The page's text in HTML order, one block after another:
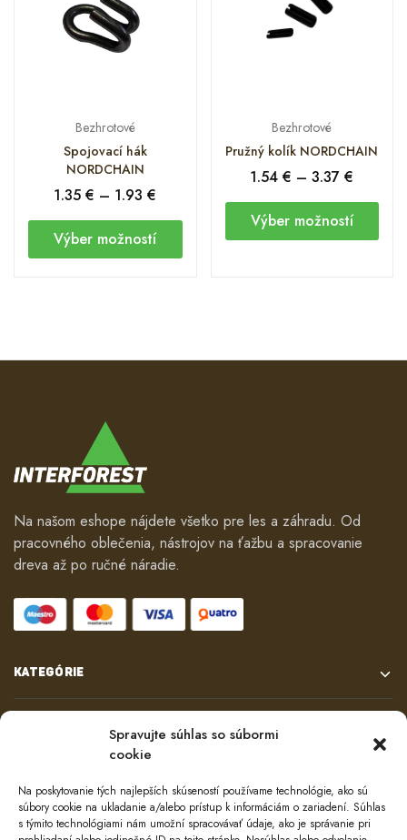
Spravujte súhlas so súbormi
cookie
Na poskytovanie tých najlepších skúseností používame technológie, ako sú
súbory cookie na ukladanie a/alebo prístup k informáciám o zariadení. Súhlas
s týmito technológiami nám umožní spracovávať údaje, ako je správanie pri
Bezhrotové
Spojovací hák
NORDCHAIN
1.35€ – 1.93€
Výber možností
Bezhrotové
Pružný kolík NORDCHAIN
1.54€ – 3.37€
Výber možností
Na našom eshope nájdete všetko pre les a záhradu. Od
pracovného oblečenia, nástrojov na ťažbu a spracovanie
dreva až po ručné náradie.
KATEGÓRIE